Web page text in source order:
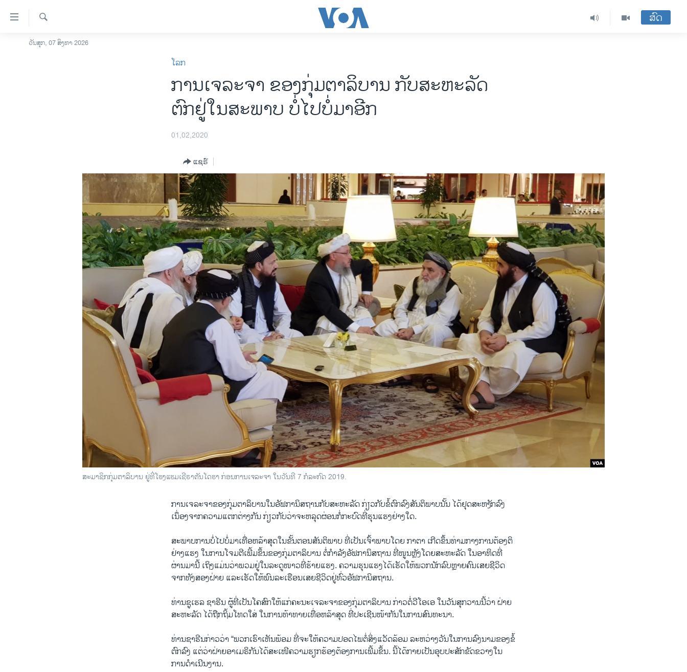
ລິ້ງ
ສຳຫລັບ
ໂຮມເພຈ
ອິດສະຫຼະພາບດ້ານການຂ່າວ
ວິທະຍາສາດ-ເທັກໂນໂລຈີ
ຄົ້ນຫາ
ສົດ
ວັນສຸກ, 07 ສິງຫາ 2026
ໂລກ
ການ​ເຈ​ລະ​ຈາ ຂອງ​ກຸ່ມຕາ​ລິ​ບານ ​​ກັບ​ສະ​ຫະ​ລັດ
ຕົກ​ຢູ່​ໃນ​ສະ​ພາບ​ ​ບໍ່​ໄປ​ບໍ່​ມາ​ອີກ
01,02,2020
ແຊຣ໌
ສະ​ມ​າ​ຊິກ​ກຸ່ມຕາ​ລິ​ບານ ​ຢູ​່​ທີ່ໂຮງ​ແຮມ​ເຊີ​ຣາ​ຕັນໂດ​ຮາ ກ່ອນ​ການ​ເຈ​ລະ​ຈາ ​ໃນວັນ​ທີ 7 ກ​ໍລະ​ກົດ 2019.
ການ​ເຈ​ລະ​ຈາຂອງ​ກຸ່ມຕາ​ລິ​ບານໃນອັ​ຟ​ກາ​ນິ​ສ​ຖານກັບ​ສະ​ຫະ​ລັດ ກ່ຽວ​ກັບ​ຂໍ້​ຕົກ​ລົງ​ສັນ​ຕິ​ພາ​ບ​ນັ້ນ ​ໄດ້​ຢຸດ​ສ​ະ​ຫງັກ​ລົງ
ເນຶ່ອງ​ຈາກ​ຄວາມ​ແຕກ​ຕ່າງ​ກັນ ກ່ຽວ​ກັບ​ວ່າ​ຈະ​ຫລຸດ​ຜ່ອນກໍ່​ກະ​ບົດ​ທີ່​ຮຸນ​ແຮງ​ຢ່າງ​ໃດ.
​ສະ​ພາບ​ການ​ບໍ່​ໄປ​ບໍ່​ມາ​ເທື່ອຫ​ລ້າ​ສຸດ​ໃນຂັ້ນ​ຕອນ​ສັນ​ຕິ​ພາບ ທີ່​ເປັນ​ເຈົ້າ​ພາບ​ໂດຍ ​ກາ​ຕາ ເກີດ​ຂຶ້ນ​ທ່າມ​ກາງ​ການຕ້ອງ​ຕິ​
ຢ່າງ​ແຮງ ​ໃນ​ການ​ໂຈມ​ຕີເພີ້ມ​ຂຶ້ນຂອງ​ກຸ່ມ​ຕາ​ລິ​ບານ ຕໍ່​ກຳ​ລັງ​ອັ​ຟ​ກາ​ນິ​ສ​ຖານ ​ທີ່​ໜູນ​ຫຼັງ​ໂດຍສະ​ຫະ​ລັດ ໃນ​ອາ​ທິດ​ທີ່​
ຜ່ານ​ມານີ້ ເຖິງ​ແມ່ນ​ວ່າ​ພວມ​ຢູ່​ໃນລະ​ດູ​ໜາວ​ທີ່​ຮ້າຍ​ແຮງ. ຄວາມ​ຮຸນ​ແຮງ​ໄດ້​ເຮັດ​ໃຫ້​ພວກ​ນັກ​ລົບ​ຫຼາ​ຍ​ຄົນເສຍ​ຊີ​ວິດ
ຈາກທັງ​ສອງ​ຝ່າຍ ແລະ​ເຮັດ​ໃຫ້​ພົນ​ລະ​ເຮືອນ​ເສຍຊີ​ວິດຢູ່​ທົ່ວ​ອັ​ຟ​ກາ​ນິ​ສ​ຖານ.
ທ່ານ​ຊູ​ເຮ​ລ ຊ​າ​ຮີນ ຜູ້​ທີ່​ເປັນ​ໂຄ​ສົກ​ໃຫ້​ແກ່​ຄະ​ນະ​ເຈ​ລະ​ຈາ​ຂອງ​ກຸ່ມ​ຕາ​ລິ​ບານ ກ່າວ​ຕໍ່​ວີ​ໂອ​ເອ​ ໃນ​ວັນ​ສຸກວານ​ນີ້ວ່າ ຝ່າຍ​
ສະ​ຫະ​ລັດ ​ໄດ້​ຖືກ​ຖິ້ມ​ໂທດ​ໃສ່​ ໃນການ​ທ້າ​ທາຍ​ເທື່ອ​ຫລ້າ​ສຸດ ທີ່​ປະ​ເຊີນ​ໜ້າ​ກັນ​ໃນການ​ສົນ​ທະ​ນາ.
ທ່ານ​ຊາ​ຮີນ​ກ່າວ​ວ່າ “ພວກ​ເຮົາ​ເຫັນ​ພ້​ອມ ​ທີ່​ຈະ​ໃຫ້​ຄວາມ​ປອດ​ໄພຕໍ່ສິ່ງ​ແວັດ​ລ້ອມ ລະ​ຫວ່າງ​ວັນ​ໃນ​ການ​ລົງ​ນາມ​ຂອງ​ຂໍ້​
ຕົກ​ລົງ ແຕ່​ວ່າ​ຝ່າຍ​ອາ​ເມ​ຣິ​ກັນ​ໄດ້​ສະ​ເໜີ​ຄວາມຮຽກ​ຮ້ອງ​ຕ້ອງ​ການ​ເພີ້ມ​ຂຶ້ນ. ນີ້​ໄດ້ກາຍ​ເປັນ​ອຸບ​ປະ​ສັກ​ຂັດຂວາງ​ໃນ​
ການດຳ​ເນີນ​ງານ.